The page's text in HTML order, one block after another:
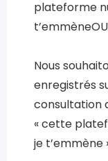
plateforme
Nous
enregistrés
consultation
« cette
je t’emmène